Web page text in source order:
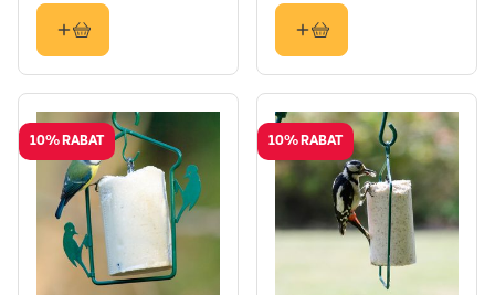
10% RABAT 10% RABAT